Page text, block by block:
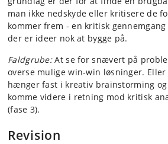
man ikke nedskyde eller kritisere de
kommer frem - en kritisk
der er ideer nok at bygge på.
Faldgrube:At se for snævert på
overse mulige win-win løsninger.
hænger fast i kreativ brainstorming
komme videre i retning mod kritisk
(fase 3).
Revision